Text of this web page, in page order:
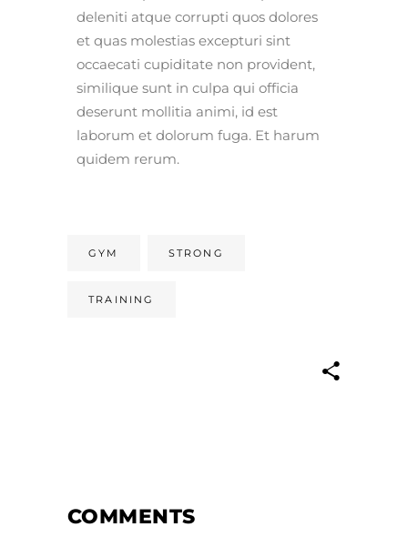
deleniti atque corrupti quos dolores
et quas molestias excepturi sint
occaecati cupiditate non provident,
similique sunt in culpa qui officia
deserunt mollitia animi, id est
laborum et dolorum fuga. Et harum
quidem rerum.
GYM STRONG
TRAINING
COMMENTS